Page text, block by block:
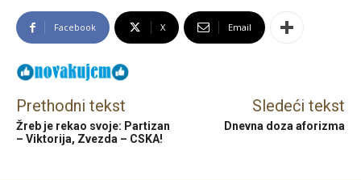
Facebook X Email
Prethodni tekst
Žreb je rekao svoje: Partizan
– Viktorija, Zvezda – CSKA!
Sledeći tekst
Dnevna doza aforizma